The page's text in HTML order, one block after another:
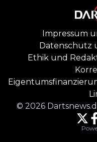
Impressum
Datenschutz
Ethik und
© 2026